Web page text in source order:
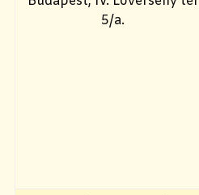
5/a.